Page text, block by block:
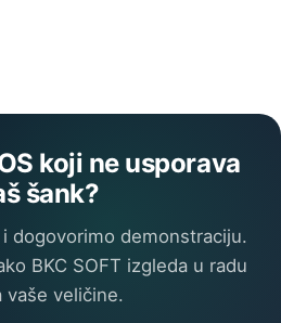
koji ne usporava
šank?
dogovorimo demonstraciju.
BKC SOFT izgleda u radu
vaše veličine.